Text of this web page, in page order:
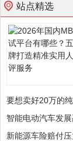
站点精选
要想卖好20万的
智能电动汽车发
新能源车险赔付